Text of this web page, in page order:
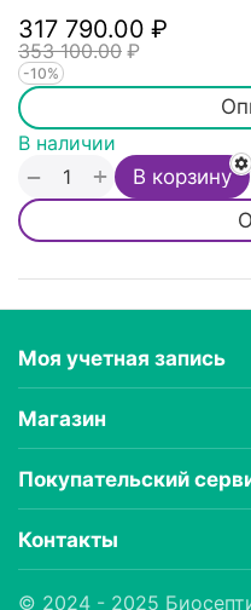
317 790.00 ₽
353 100.00 ₽
-10%
В наличии
+
− В корзину
Моя учетная запись
Магазин
Покупательский
Контакты
© 2024 - 2025